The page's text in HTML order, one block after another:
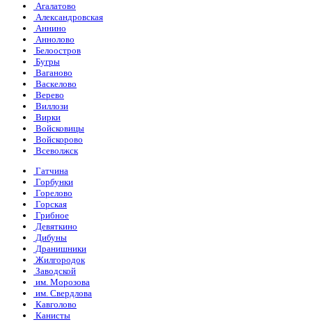
Агалатово
Александровская
Аннино
Аннолово
Белоостров
Бугры
Ваганово
Васкелово
Верево
Виллози
Вирки
Войсковицы
Войскорово
Всеволжск
Гатчина
Горбунки
Горелово
Горская
Грибное
Девяткино
Дибуны
Дранишники
Жилгородок
Заводской
им. Морозова
им. Свердлова
Кавголово
Канисты